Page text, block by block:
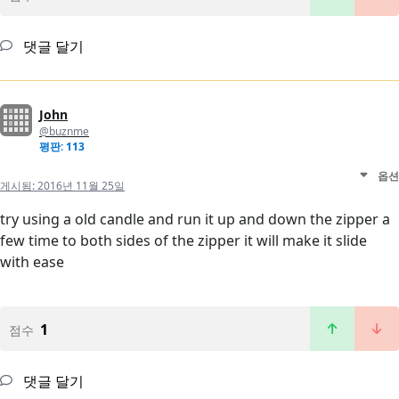
댓글 달기
John
@buznme
평판: 113
게시됨:2016년 11월 25일
옵션
try using a old candle and run it up and down the zipper a
few time to both sides of the zipper it will make it slide
with ease
점수 1
댓글 달기